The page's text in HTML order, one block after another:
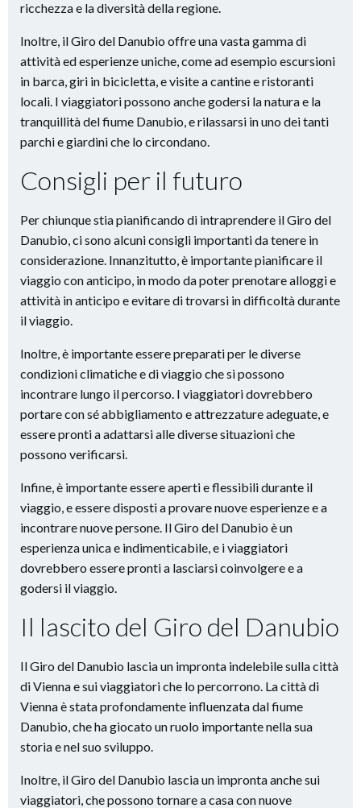
ricchezza e la diversità della regione.
Inoltre, il Giro del Danubio offre una vasta gamma di
attività ed esperienze uniche, come ad esempio escursioni
in barca, giri in bicicletta, e visite a cantine e ristoranti
locali. I viaggiatori possono anche godersi la natura e la
tranquillità del fiume Danubio, e rilassarsi in uno dei tanti
parchi e giardini che lo circondano.
Consigli per il futuro
Per chiunque stia pianificando di intraprendere il Giro del
Danubio, ci sono alcuni consigli importanti da tenere in
considerazione. Innanzitutto, è importante pianificare il
viaggio con anticipo, in modo da poter prenotare alloggi e
attività in anticipo e evitare di trovarsi in difficoltà durante
il viaggio.
Inoltre, è importante essere preparati per le diverse
condizioni climatiche e di viaggio che si possono
incontrare lungo il percorso. I viaggiatori dovrebbero
portare con sé abbigliamento e attrezzature adeguate, e
essere pronti a adattarsi alle diverse situazioni che
possono verificarsi.
Infine, è importante essere aperti e flessibili durante il
viaggio, e essere disposti a provare nuove esperienze e a
incontrare nuove persone. Il Giro del Danubio è un
esperienza unica e indimenticabile, e i viaggiatori
dovrebbero essere pronti a lasciarsi coinvolgere e a
godersi il viaggio.
Il lascito del Giro del Danubio
Il Giro del Danubio lascia un impronta indelebile sulla città
di Vienna e sui viaggiatori che lo percorrono. La città di
Vienna è stata profondamente influenzata dal fiume
Danubio, che ha giocato un ruolo importante nella sua
storia e nel suo sviluppo.
Inoltre, il Giro del Danubio lascia un impronta anche sui
viaggiatori, che possono tornare a casa con nuove